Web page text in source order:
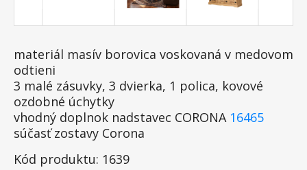
materiál masív borovica voskovaná v medovom
odtieni
3 malé zásuvky, 3 dvierka, 1 polica, kovové
ozdobné úchytky
vhodný doplnok nadstavec CORONA 16465
súčasť zostavy Corona
Kód produktu: 1639